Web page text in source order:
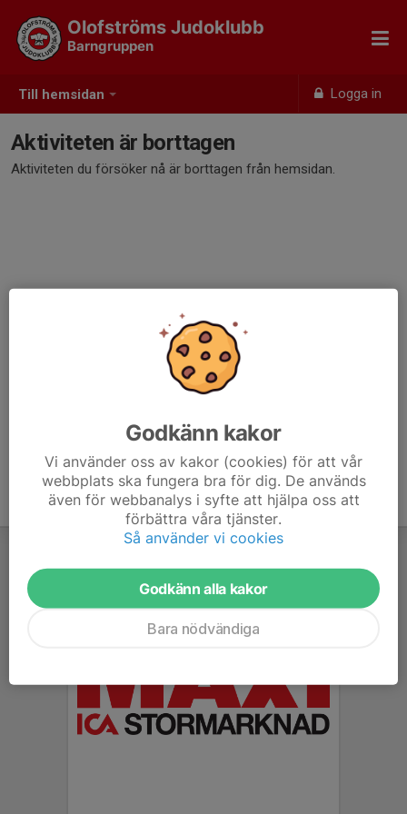
Till hemsidan Logga in
Olofströms Judoklubb
Barngruppen
Aktiviteten är borttagen
Aktiviteten du försöker nå är borttagen från hemsidan.
Godkänn kakor
Vi använder oss av kakor (cookies) för att vår
webbplats ska fungera bra för dig. De används
även för webbanalys i syfte att hjälpa oss att
förbättra våra tjänster.
Så använder vi cookies
Godkänn alla kakor
Bara nödvändiga